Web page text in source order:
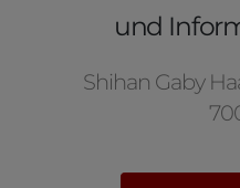
und
Shihan Gaby